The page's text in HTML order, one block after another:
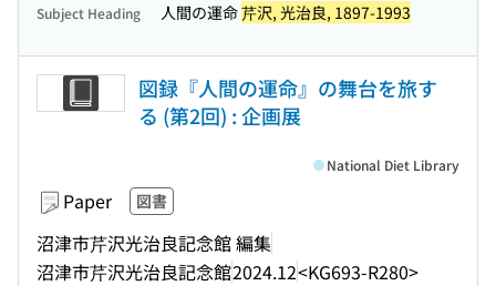
Subject Heading 人間の運命芹沢, 光治良, 1897-1993
図録『人間の運命』の舞台を旅す
る (第2回) : 企画展
Paper 図書
沼津市芹沢光治良記念館 編集
沼津市芹沢光治良記念館2024.12<KG693-R280>
National Diet Library